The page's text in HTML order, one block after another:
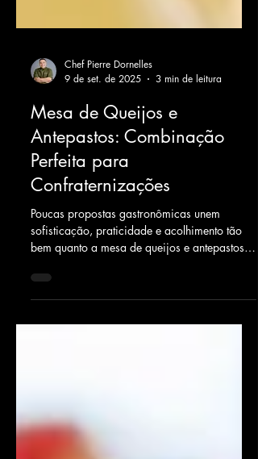
Chef Pierre Dornelles
9 de set. de 2025
3 min de leitura
Mesa de Queijos e
Antepastos: Combinação
Confraternizações
Poucas propostas gastronômicas unem
sofisticação, praticidade e acolhimento tão
Mais do que uma tendência, ela se
consolidou como... LEIA MAIS